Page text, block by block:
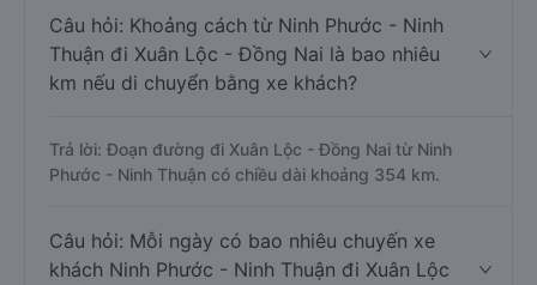
Câu hỏi: Khoảng cách từ Ninh Phước - Ninh
Thuận đi Xuân Lộc - Đồng Nai là bao nhiêu
km nếu di chuyển bằng xe khách?
Trả lời: Đoạn đường đi Xuân Lộc - Đồng Nai từ Ninh
Phước - Ninh Thuận có chiều dài khoảng 354 km.
Câu hỏi: Mỗi ngày có bao nhiêu chuyến xe
khách Ninh Phước - Ninh Thuận đi Xuân Lộc